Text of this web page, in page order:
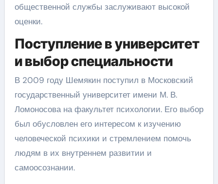
общественной службы заслуживают высокой
оценки.
Поступление в университет
и выбор специальности
В 2009 году Шемякин поступил в Московский
государственный университет имени М. В.
Ломоносова на факультет психологии. Его выбор
был обусловлен его интересом к изучению
человеческой психики и стремлением помочь
людям в их внутреннем развитии и
самоосознании.